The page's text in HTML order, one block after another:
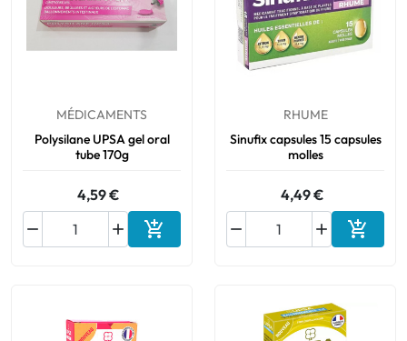
MÉDICAMENTS
Polysilane UPSA gel oral
tube 170g
4,59 €

 Ajouter au panier
RHUME
Sinufix capsules 15 capsules
molles
4,49 €

 